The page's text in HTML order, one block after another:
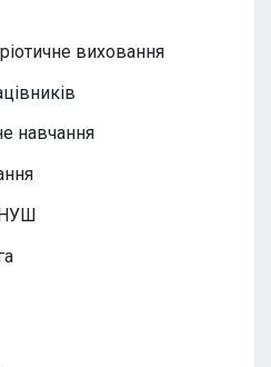
виховання
навчання